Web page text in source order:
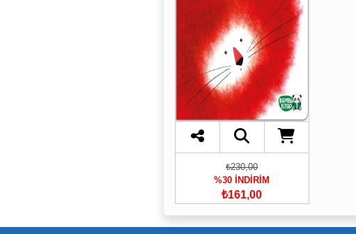
₺230,00
%30 İNDİRİM
₺161,00